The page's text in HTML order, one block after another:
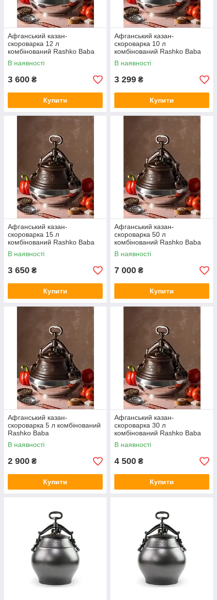
Афганський казан-
скороварка 12 л
комбінований Rashko Baba
В наявності
3 600 ₴
Купити
Афганський казан-
скороварка 10 л
комбінований Rashko Baba
В наявності
3 299 ₴
Купити
Афганський казан-
скороварка 15 л
комбінований Rashko Baba
В наявності
3 650 ₴
Купити
Афганський казан-
скороварка 50 л
комбінований Rashko Baba
В наявності
7 000 ₴
Купити
Афганський казан-
скороварка 5 л комбінований
Rashko Baba
В наявності
2 900 ₴
Купити
Афганський казан-
скороварка 30 л
комбінований Rashko Baba
В наявності
4 500 ₴
Купити